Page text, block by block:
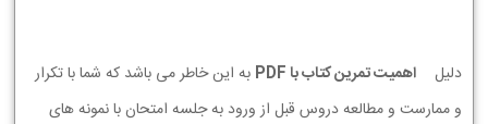
دلیل اهمیت تمرین کتاب با PDF
به این خاطر می باشد که شما با تکرار
و ممارست و مطالعه دروس قبل از ورود به جلسه امتحان با نمونه های